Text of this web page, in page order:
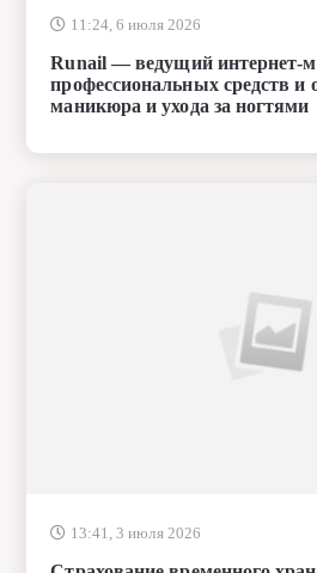
Runail — ведущий интернет-
профессиональных средств и
маникюра и ухода за ногтями
Страхование временного
составе перевозки